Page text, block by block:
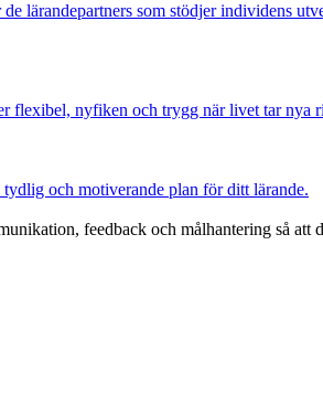
lärandepartners som stödjer individens
flexibel, nyfiken och trygg när livet tar nya
och motiverande plan för ditt lärande.
feedback och målhantering så att